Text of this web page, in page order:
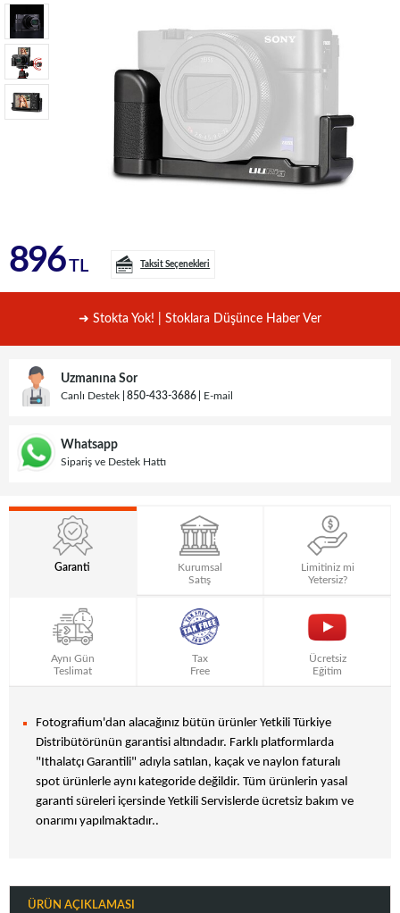
896TL Taksit Seçenekleri
➜ Stokta Yok! | Stoklara Düşünce Haber Ver
Uzmanına Sor
Canlı Destek 850-433-3686 E-mail
Whatsapp
Sipariş ve Destek Hattı
Garanti
Kurumsal
Satış
Limitiniz mi
Yetersiz?
Aynı Gün
Teslimat
Tax
Free
Ücretsiz
Eğitim
Fotografium'dan alacağınız bütün ürünler Yetkili Türkiye
Distribütörünün garantisi altındadır. Farklı platformlarda
"Ithalatçı Garantili" adıyla satılan, kaçak ve naylon faturalı
spot ürünlerle aynı kategoride değildir. Tüm ürünlerin yasal
garanti süreleri içersinde Yetkili Servislerde ücretsiz bakım ve
onarımı yapılmaktadır..
ÜRÜN AÇIKLAMASI